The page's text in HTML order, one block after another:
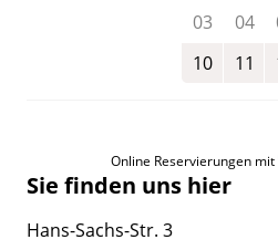
03
04
10
11
Online Reservierungen mit
Sie finden uns hier
Hans-Sachs-Str. 3